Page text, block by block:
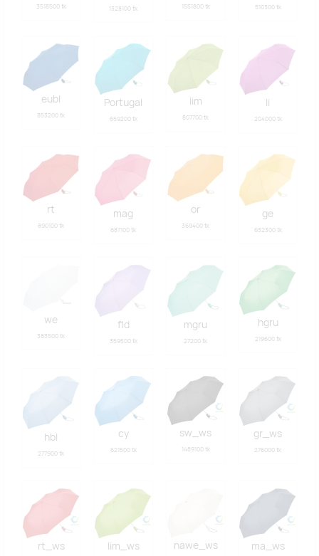
3518500 tk 1328100 tk 1551800 tk 510300 tk
eubl
853200 tk
Portugal
659200 tk
lim
807700 tk
li
204000 tk
rt
890100 tk
mag
687100 tk
or
369400 tk
ge
632300 tk
we
383500 tk
fld
359500 tk
mgru
27200 tk
hgru
219600 tk
hbl
277900 tk
cy
621500 tk
sw_ws
1489100 tk
gr_ws
276000 tk
rt_ws lim_ws nawe_ws ma_ws